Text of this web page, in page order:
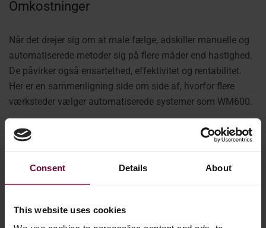
Consent Details About
This website uses cookies
Omkostninger
Når det drejer sig om at male fælge, adskiller manuelle og
automatiserede metoder sig på flere måder end hastighed.
De påvirker også ensartethed, effektivitet og rentabilitet.
Her er en sammenligning side om side af, hvorfor flere
værksteder vælger automatiserede systemer som WM600.
Kategori
Automatiseret
maskine
(WM600)
teknikerens